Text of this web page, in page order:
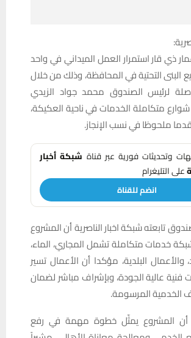
ذي قار استمرار العمل الميداني في واحد
التحتية في المحافظة، وذلك من خلال
لرئيس الصندوق محمد جواد الزيدي
متكاملة الخدمات في ناحية العكيكة،
ملحوظا في نسب الإنجاز.
وتحديثات فورية عبر قناة شبكة أخبار
على التليغرام
انضم للقناة
تابعته شبكة اخبار الناصرية أن المشروع
خدمات متكاملة تشمل المجاري، الماء،
والأعمال البلدية، مؤكدا أن الأعمال تسير
عالية الجودة، وبإشراف مباشر لضمان
الخدمية المرسومة.
أن المشروع يمثّل خطوة مهمة في رفع